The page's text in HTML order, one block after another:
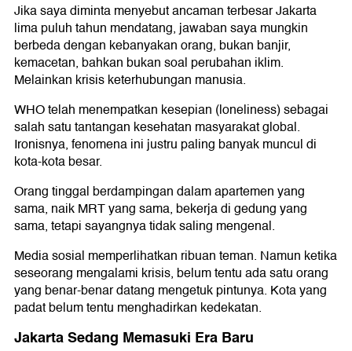
Jika saya diminta menyebut ancaman terbesar Jakarta
lima puluh tahun mendatang, jawaban saya mungkin
berbeda dengan kebanyakan orang, bukan banjir,
kemacetan, bahkan bukan soal perubahan iklim.
Melainkan krisis keterhubungan manusia.
WHO telah menempatkan kesepian (loneliness) sebagai
salah satu tantangan kesehatan masyarakat global.
Ironisnya, fenomena ini justru paling banyak muncul di
kota-kota besar.
Orang tinggal berdampingan dalam apartemen yang
sama, naik MRT yang sama, bekerja di gedung yang
sama, tetapi sayangnya tidak saling mengenal.
Media sosial memperlihatkan ribuan teman. Namun ketika
seseorang mengalami krisis, belum tentu ada satu orang
yang benar-benar datang mengetuk pintunya. Kota yang
padat belum tentu menghadirkan kedekatan.
Jakarta Sedang Memasuki Era Baru